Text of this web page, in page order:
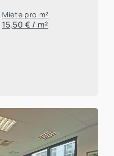
Miete pro m²
15,50 € / m²